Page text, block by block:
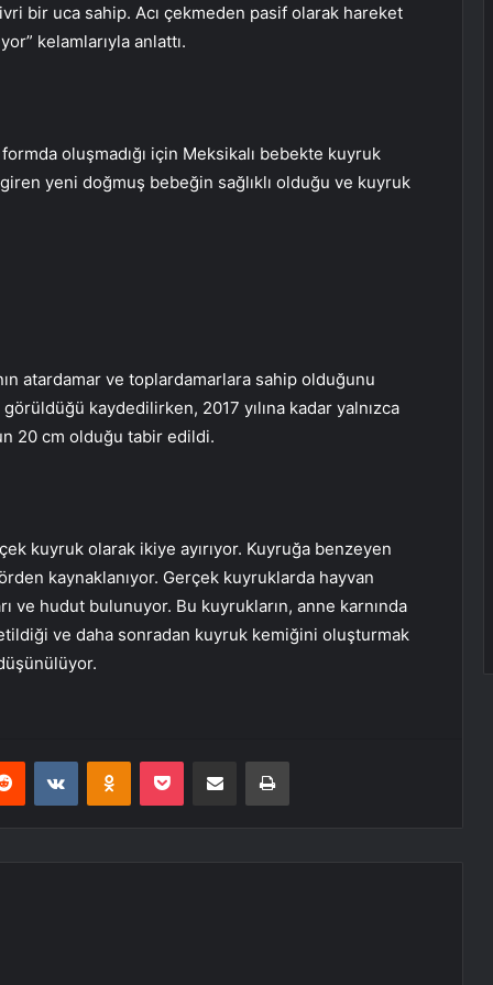
bir uca sahip. Acı çekmeden pasif olarak hareket
kelamlarıyla anlattı.
oluşmadığı için Meksikalı bebekte kuyruk
yeni doğmuş bebeğin sağlıklı olduğu ve kuyruk
atardamar ve toplardamarlara sahip olduğunu
kaydedilirken, 2017 yılına kadar yalnızca
20 cm olduğu tabir edildi.
kuyruk olarak ikiye ayırıyor. Kuyruğa benzeyen
kaynaklanıyor. Gerçek kuyruklarda hayvan
ve hudut bulunuyor. Bu kuyrukların, anne karnında
ve daha sonradan kuyruk kemiğini oluşturmak
Reddit VKontakteOdnoklassniki
Pocket E-Posta ile paylaş Yazdır